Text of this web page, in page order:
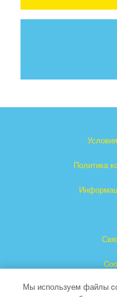
Политика
Мы используем файлы